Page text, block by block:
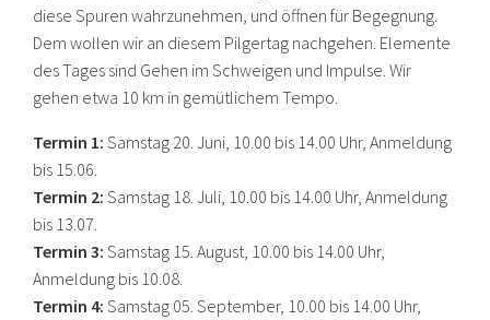
diese Spuren wahrzunehmen, und öffnen für Begegnung.
Dem wollen wir an diesem Pilgertag nachgehen. Elemente
des Tages sind Gehen im Schweigen und Impulse. Wir
gehen etwa 10 km in gemütlichem Tempo.
Termin 1: Samstag 20. Juni, 10.00 bis 14.00 Uhr, Anmeldung
bis 15.06.
Termin 2: Samstag 18. Juli, 10.00 bis 14.00 Uhr, Anmeldung
bis 13.07.
Termin 3: Samstag 15. August, 10.00 bis 14.00 Uhr,
Anmeldung bis 10.08.
Termin 4: Samstag 05. September, 10.00 bis 14.00 Uhr,